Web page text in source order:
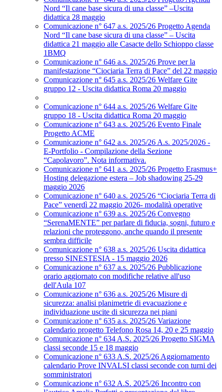
Nord “Il cane base sicura di una classe” –Uscita
didattica 28 maggio
Comunicazione n° 647 a.s. 2025/26 Progetto Agenda
Nord “Il cane base sicura di una classe” – Uscita
didattica 21 maggio alle Casacte dello Schioppo classe
1BMQ
Comunicazione n° 646 a.s. 2025/26 Prove per la
manifestazione “Ciociaria Terra di Pace” del 22 maggio
Comunicazione n° 645 a.s. 2025/26 Welfare Gite
gruppo 12 - Uscita didattica Roma 20 maggio
Comunicazione n° 644 a.s. 2025/26 Welfare Gite
gruppo 18 - Uscita didattica Roma 20 maggio
Comunicazione n° 643 a.s. 2025/26 Evento Finale
Progetto ACME
Comunicazione n° 642 a.s. 2025/26 A.s. 2025/2026 -
E-Portfolio - Compilazione della Sezione
“Capolavoro”. Nota informativa.
Comunicazione n° 641 a.s. 2025/26 Progetto Erasmus+
Hosting delegazione estera – Job shadowing 25-29
maggio 2026
Comunicazione n° 640 a.s. 2025/26 “Ciociaria Terra di
Pace” venerdì 22 maggio 2026- modalità operative
Comunicazione n° 639 a.s. 2025/26 Convegno
“SerenaMENTE” per parlare di fiducia, sogni, futuro e
relazioni che proteggono, anche quando il presente
sembra difficile
Comunicazione n° 638 a.s. 2025/26 Uscita didattica
presso SINESTESIA - 15 maggio 2026
Comunicazione n° 637 a.s. 2025/26 Pubblicazione
orario aggiornato con modifiche relative all'uso
dell'Aula 107
Comunicazione n° 636 a.s. 2025/26 Misure di
sicurezza: analisi planimetrie di evacuazione e
individuazione uscite di sicurezza nei piani
Comunicazione n° 635 a.s. 2025/26 Variazione
calendario progetto Telefono Rosa 14, 20 e 25 maggio
Comunicazione n° 634 A.S. 2025/26 Progetto SIGMA
classi seconde 15 e 18 maggio
Comunicazione n° 633 A.S. 2025/26 Aggiornamento
calendario Prove INVALSI classi seconde con turni dei
somministratori
Comunicazione n° 632 A.S. 2025/26 Incontro con